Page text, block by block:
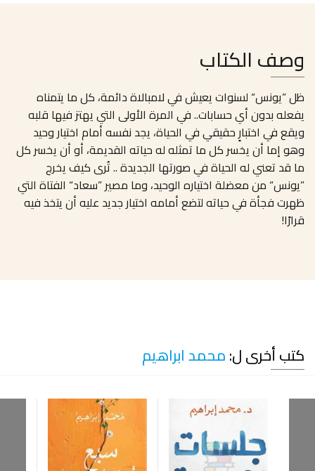
وصف الكتاب
ظل ”يونس“ لسنوات يعيش في لامبالاة دائمة، كل ما يتمناه
يفعله بدون أي حسابات.. في المرة الأولى التي يهتز فيها قلبه
ويقع في اختبارٍ حقيقي في الحياة، يجد نفسه أمام اختيار وحيد
وهو إما أن يخسر كل ما تمثله له حياته القديمة، أو أن يخسر كل
ما قد تعني له الحياة في صورتها الجديدة .. تُرى كيف يخرج
”يونس“ من معضلة اختياره الوحيد، وما مصير ”سعاد“ الفتاة التي
ظهرت فجأة في حياته لتضع أمامه اختيار جديد عليه أن يتخذ فيه
قرارًا!
كتب أخرى ل:محمد ابراهيم